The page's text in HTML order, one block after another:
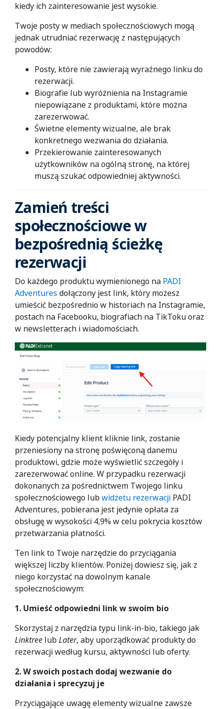
kiedy ich zainteresowanie jest wysokie.
Twoje posty w mediach społecznościowych mogą
jednak utrudniać rezerwację z następujących
powodów:
Posty, które nie zawierają wyraźnego linku do
rezerwacji.
Biografie lub wyróżnienia na Instagramie
niepowiązane z produktami, które można
zarezerwować.
Świetne elementy wizualne, ale brak
konkretnego wezwania do działania.
Przekierowanie zainteresowanych
użytkowników na ogólną stronę, na której
muszą szukać odpowiedniej aktywności.
Zamień treści
społecznościowe w
bezpośrednią ścieżkę
rezerwacji
Do każdego produktu wymienionego na PADI
Adventures dołączony jest link, który możesz
umieścić bezpośrednio w historiach na Instagramie,
postach na Facebooku, biografiach na TikToku oraz
w newsletterach i wiadomościach.
Kiedy potencjalny klient kliknie link, zostanie
przeniesiony na stronę poświęconą danemu
produktowi, gdzie może wyświetlić szczegóły i
zarezerwować online. W przypadku rezerwacji
dokonanych za pośrednictwem Twojego linku
społecznościowego lubwidżetu rezerwacji PADI
Adventures, pobierana jest jedynie opłata za
obsługę w wysokości 4,9% w celu pokrycia kosztów
przetwarzania płatności.
Ten link to Twoje narzędzie do przyciągania
większej liczby klientów. Poniżej dowiesz się, jak z
niego korzystać na dowolnym kanale
społecznościowym:
1. Umieść odpowiedni link w swoim bio
Skorzystaj z narzędzia typu link-in-bio, takiego jak
Linktree lubLater, aby uporządkować produkty do
rezerwacji według kursu, aktywności lub oferty.
2. W swoich postach dodaj wezwanie do
działania i sprecyzuj je
Przyciągające uwagę elementy wizualne zawsze